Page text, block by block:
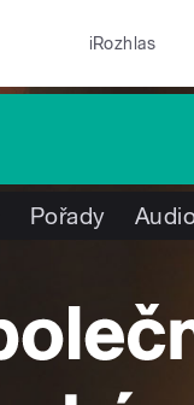
iRozhlas
Pořady